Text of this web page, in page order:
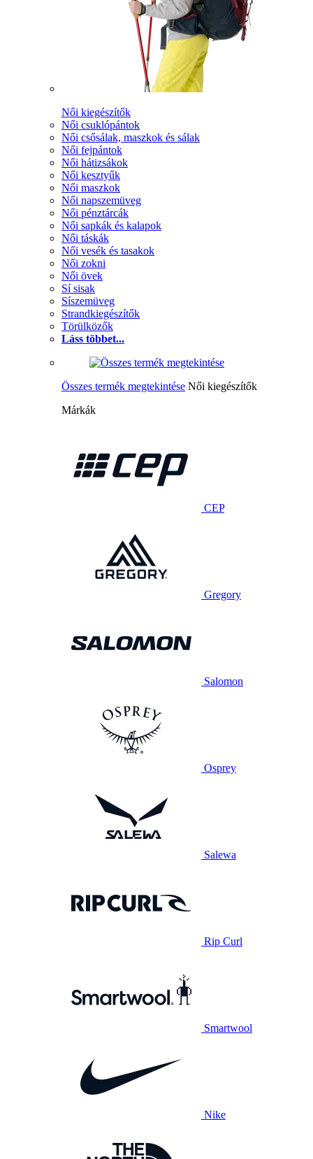
Női kiegészítők
Női csuklópántok
Női csősálak, maszkok és sálak
Női fejpántok
Női hátizsákok
Női kesztyűk
Női maszkok
Női napszemüveg
Női pénztárcák
Női sapkák és kalapok
Női táskák
Női vesék és tasakok
Női zokni
Női övek
Sí sisak
Síszemüveg
Strandkiegészítők
Törülközők
Láss többet...
Összes termék megtekintése Női kiegészítők
Márkák
CEP
Gregory
Salomon
Osprey
Salewa
Rip Curl
Smartwool
Nike